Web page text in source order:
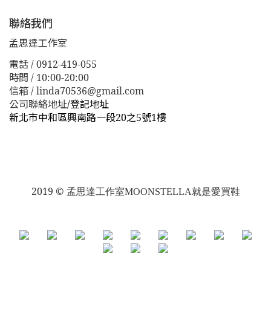
聯絡我們
孟思達工作室
電話 / 0912-419-055
時間 / 10:00-20:00
信箱 / linda70536@gmail.com
公司聯絡地址/登記地址
新北市中和區興南路一段20之5號1樓
2019 © 孟思達工作室MOONSTELLA就是愛買鞋